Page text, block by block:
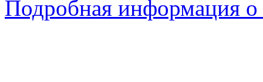
Подробная информация